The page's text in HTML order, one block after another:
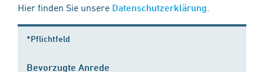
Hier finden Sie unsere Datenschutzerklärung
*Pflichtfeld
Bevorzugte Anrede